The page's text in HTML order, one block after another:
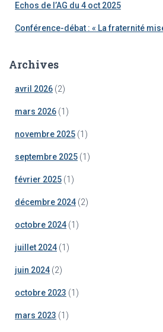
Echos de l’AG du 4 oct 2025
Conférence-débat : « La fraternité
Archives
avril 2026 (2)
mars 2026 (1)
novembre 2025 (1)
septembre 2025 (1)
février 2025 (1)
décembre 2024 (2)
octobre 2024 (1)
juillet 2024 (1)
juin 2024 (2)
octobre 2023 (1)
mars 2023 (1)